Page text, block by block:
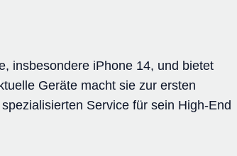
insbesondere iPhone 14, und bietet
Geräte macht sie zur ersten
Service für sein High-End